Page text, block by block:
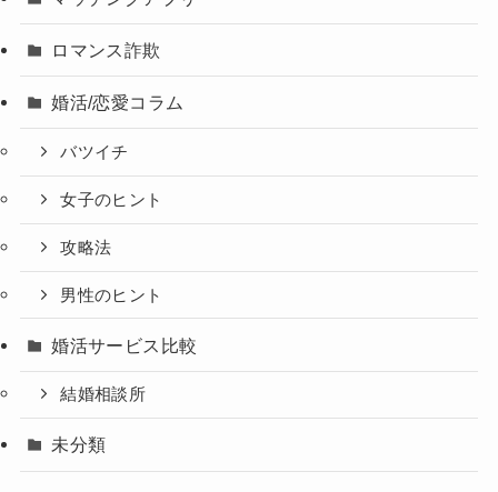
ロマンス詐欺
婚活/恋愛コラム
バツイチ
女子のヒント
攻略法
男性のヒント
婚活サービス比較
結婚相談所
未分類